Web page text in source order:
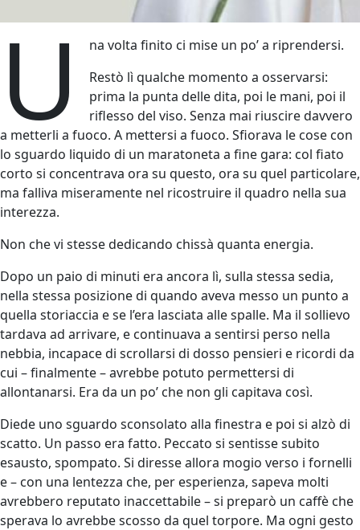
U
na volta finito ci mise un po’ a riprendersi.
Restò lì qualche momento a osservarsi:
prima la punta delle dita, poi le mani, poi il
riflesso del viso. Senza mai riuscire davvero
a metterli a fuoco. A mettersi a fuoco. Sfiorava le cose con
lo sguardo liquido di un maratoneta a fine gara: col fiato
corto si concentrava ora su questo, ora su quel particolare,
ma falliva miseramente nel ricostruire il quadro nella sua
interezza.
Non che vi stesse dedicando chissà quanta energia.
Dopo un paio di minuti era ancora lì, sulla stessa sedia,
nella stessa posizione di quando aveva messo un punto a
quella storiaccia e se l’era lasciata alle spalle. Ma il sollievo
tardava ad arrivare, e continuava a sentirsi perso nella
nebbia, incapace di scrollarsi di dosso pensieri e ricordi da
cui – finalmente – avrebbe potuto permettersi di
allontanarsi. Era da un po’ che non gli capitava così.
Diede uno sguardo sconsolato alla finestra e poi si alzò di
scatto. Un passo era fatto. Peccato si sentisse subito
esausto, spompato. Si diresse allora mogio verso i fornelli
e – con una lentezza che, per esperienza, sapeva molti
avrebbero reputato inaccettabile – si preparò un caffè che
sperava lo avrebbe scosso da quel torpore. Ma ogni gesto